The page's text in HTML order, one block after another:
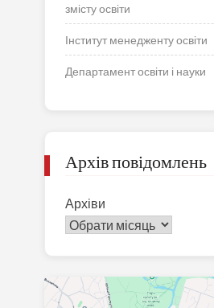
змісту освіти
Інститут менедженту освіти
Департамент освіти і науки
Архів повідомлень
Архіви